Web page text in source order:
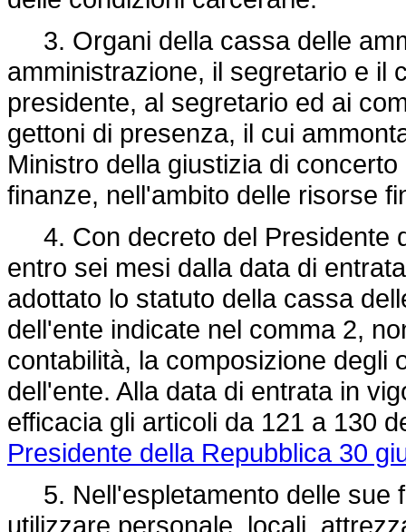
3. Organi della cassa delle
amministrazione, il segretario e il
presidente, al segretario ed ai
gettoni di presenza, il cui
Ministro della giustizia di
finanze, nell'ambito delle risorse
4. Con decreto del Presidente
entro sei mesi dalla data di
adottato lo statuto della cassa
dell'ente indicate nel comma 2,
contabilità, la composizione degli
dell'ente. Alla data di entrata in
efficacia gli articoli da 121 a 130
Presidente della Repubblica 30
5. Nell'espletamento delle sue
utilizzare personale, locali,